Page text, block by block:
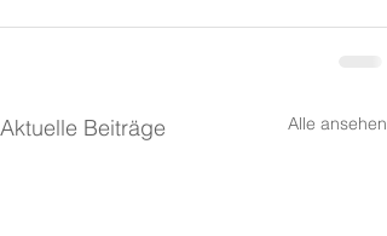
Aktuelle Beiträge Alle ansehen